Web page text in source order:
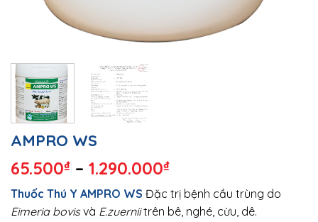
AMPRO WS
65.500₫ – 1.290.000₫
Thuốc Thú Y AMPRO WS Đặc trị bệnh cầu trùng do
Eimeria bovisvà E.zuerniitrên bê, nghé, cừu, dê.